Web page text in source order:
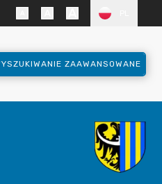
ZAAWANSOWANE